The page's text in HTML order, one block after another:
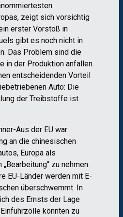
zeigt sich vorsichtig
erster Vorstoß in
gibt es noch nicht in
Das Problem sind die
in der Produktion anfallen.
entscheidenden Vorteil
Auto: Die
der Treibstoffe ist
Aus der EU war
an die chinesischen
Europa als
zu nehmen.
EU-Länder werden mit E-
überschwemmt. In
des Ernsts der Lage
könnten zu